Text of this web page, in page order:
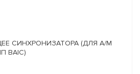
СИНХРОНИЗАТОРА (ДЛЯ А/М
BAIC)